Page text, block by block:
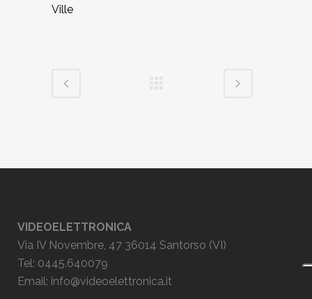
Ville
VIDEOELETTRONICA
Via IV Novembre, 47 36014 Santorso (VI)
Tel: 0445.640079
Email: info@videoelettronica.it